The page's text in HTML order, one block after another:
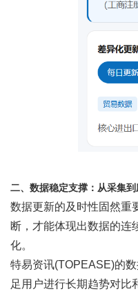
二、数据稳定支撑：从采集
数据更新的及时性固然重
断，才能体现出数据的连
化。
特易资讯(TOPEASE)的
足用户进行长期趋势对比